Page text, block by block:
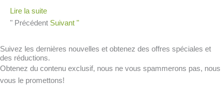
Lire la suite
" Précédent Suivant "
Suivez les dernières nouvelles et obtenez des offres spéciales et
des réductions.
Obtenez du contenu exclusif, nous ne vous spammerons pas, nous
vous le promettons!